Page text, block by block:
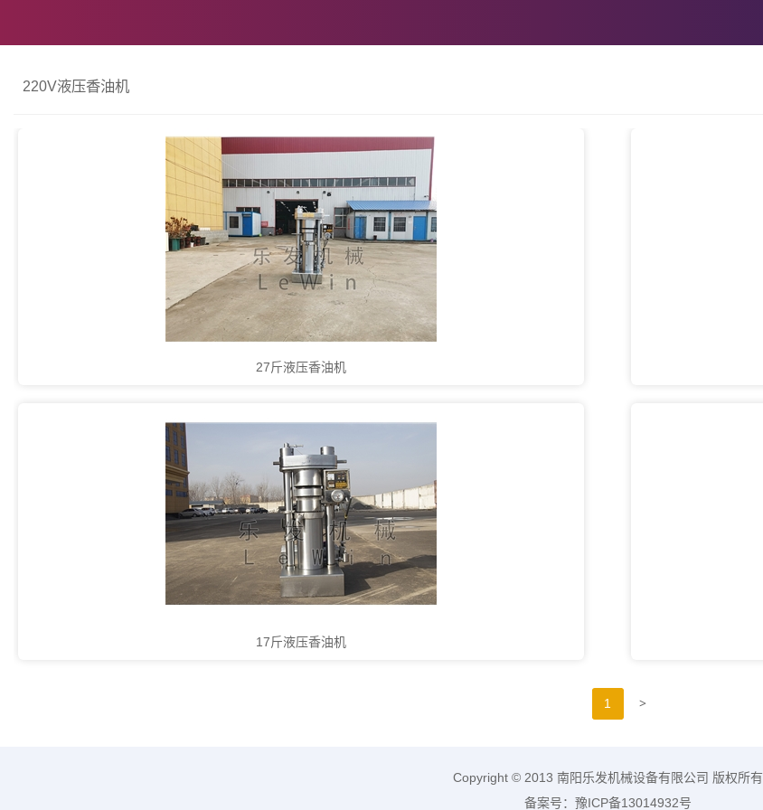
220V液压香油机
27斤液压香油机
17斤液压香油机
1 >
Copyright © 2013 南阳乐发机械设备有限公司 版权所有
备案号：豫ICP备13014932号